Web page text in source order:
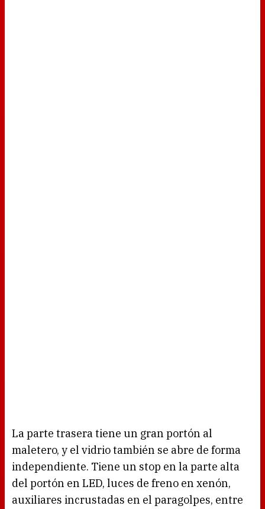
La parte trasera tiene un gran portón al
maletero, y el vidrio también se abre de forma
independiente. Tiene un stop en la parte alta
del portón en LED, luces de freno en xenón,
auxiliares incrustadas en el paragolpes, entre